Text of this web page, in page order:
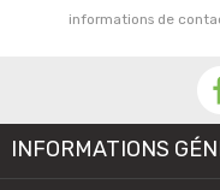
informations de
INFORMATIONS